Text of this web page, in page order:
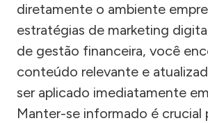
diretamente o ambiente
estratégias de marketing
de gestão financeira, você
conteúdo relevante e
ser aplicado imediatamente
Manter-se informado é crucial